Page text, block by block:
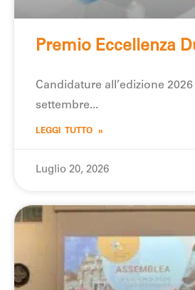
Premio Eccellenza
Candidature all’edizione 2026
settembre
LEGGI TUTTO »
Luglio 20, 2026